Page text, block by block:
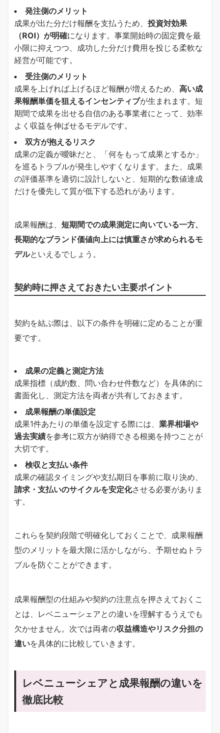
発注側のメリット
成果が出た分だけ報酬を支払うため、 投資対効果
（ROI）が明確になります。事業開始時の固定費を最
小限に抑えつつ、成功した分だけ費用を投じる柔軟な
経営が可能です。
受注側のメリット
成果を上げれば上げるほど報酬が増えるため、 高い成
果報酬単価を狙えるインセンティブが生まれます。短
期間で成果を出せる自信のある事業者にとって、効率
よく収益を伸ばせるモデルです。
双方が抱えるリスク
成果の定義が曖昧だと、「何をもって成果とするか」
を巡るトラブルが発生しやすくなります。また、成果
の評価基準を適切に設計しないと、短期的な数値達成
だけを優先して質が低下する恐れがあります。
成果報酬は、 短期間での成果測定に向いている一方、
長期的なブランド価値向上には慎重さが求められるモ
デルといえるでしょう。
契約時に押さえておきたい主要ポイント
契約を結ぶ際は、以下の条件を明確に定めることが重
要です。
成果の定義と測定方法
成果指標（成約数、問い合わせ件数など）を具体的に
書面化し、測定方法を両者が共有しておきます。
成果報酬の単価設定
成果1件あたりの単価を設定する際には、 業界相場や
過去実績を参考に双方が納得できる根拠を持つことが
大切です。
検収と支払い条件
成果の確認タイミングや支払期日を事前に取り決め、
請求・支払いのサイクルを安定化させる必要がありま
す。
これらを契約段階で明確化しておくことで、成果報酬
型のメリットを最大限に活かしながら、予期せぬトラ
ブルを防ぐことができます。
成果報酬型の仕組みや契約の注意点を押さえておくこ
とは、レベニューシェアとの違いを理解するうえでも
欠かせません。次では両者の収益構造やリスク分担の
違いを具体的に比較していきます。
レベニューシェアと成果報酬の違いを
徹底比較